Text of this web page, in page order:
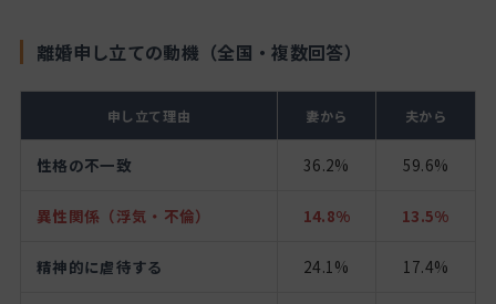
離婚申し立ての動機（全国・複数回答）
申し立て理由 妻から 夫から
性格の不一致 36.2% 59.6%
異性関係（浮気・不倫） 14.8% 13.5%
精神的に虐待する 24.1% 17.4%